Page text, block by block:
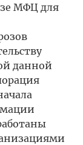
МФЦ для
данной